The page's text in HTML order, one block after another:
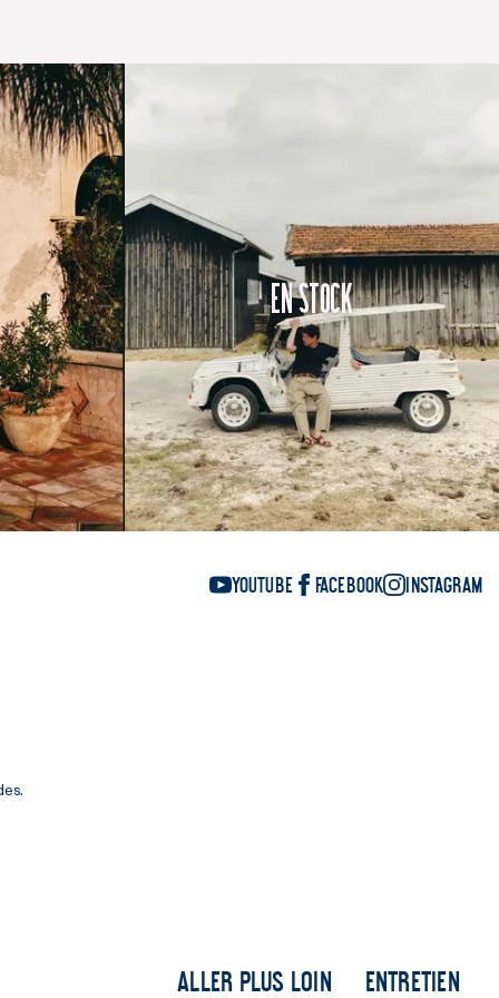
En Stock
YouTube Facebook Instagram
Aller plus loin Entretien